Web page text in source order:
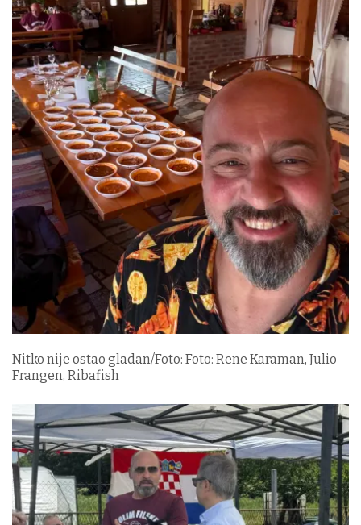
Nitko nije ostao gladan/Foto: Foto: Rene Karaman, Julio
Frangen, Ribafish